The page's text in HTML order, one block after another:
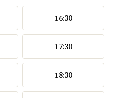
16:30
17:30
18:30